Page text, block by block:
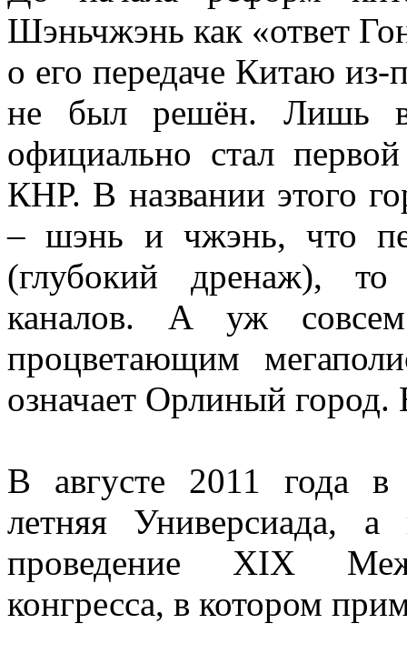
Шэньчжэнь как «ответ
о его передаче Китаю
не был решён. Лишь
официально стал
КНР. В названии этого
– шэнь и чжэнь, что
(глубокий дренаж), то
каналов. А уж
процветающим
означает Орлиный город.
В августе 2011 года
летняя Универсиада,
проведение XIX
конгресса, в котором